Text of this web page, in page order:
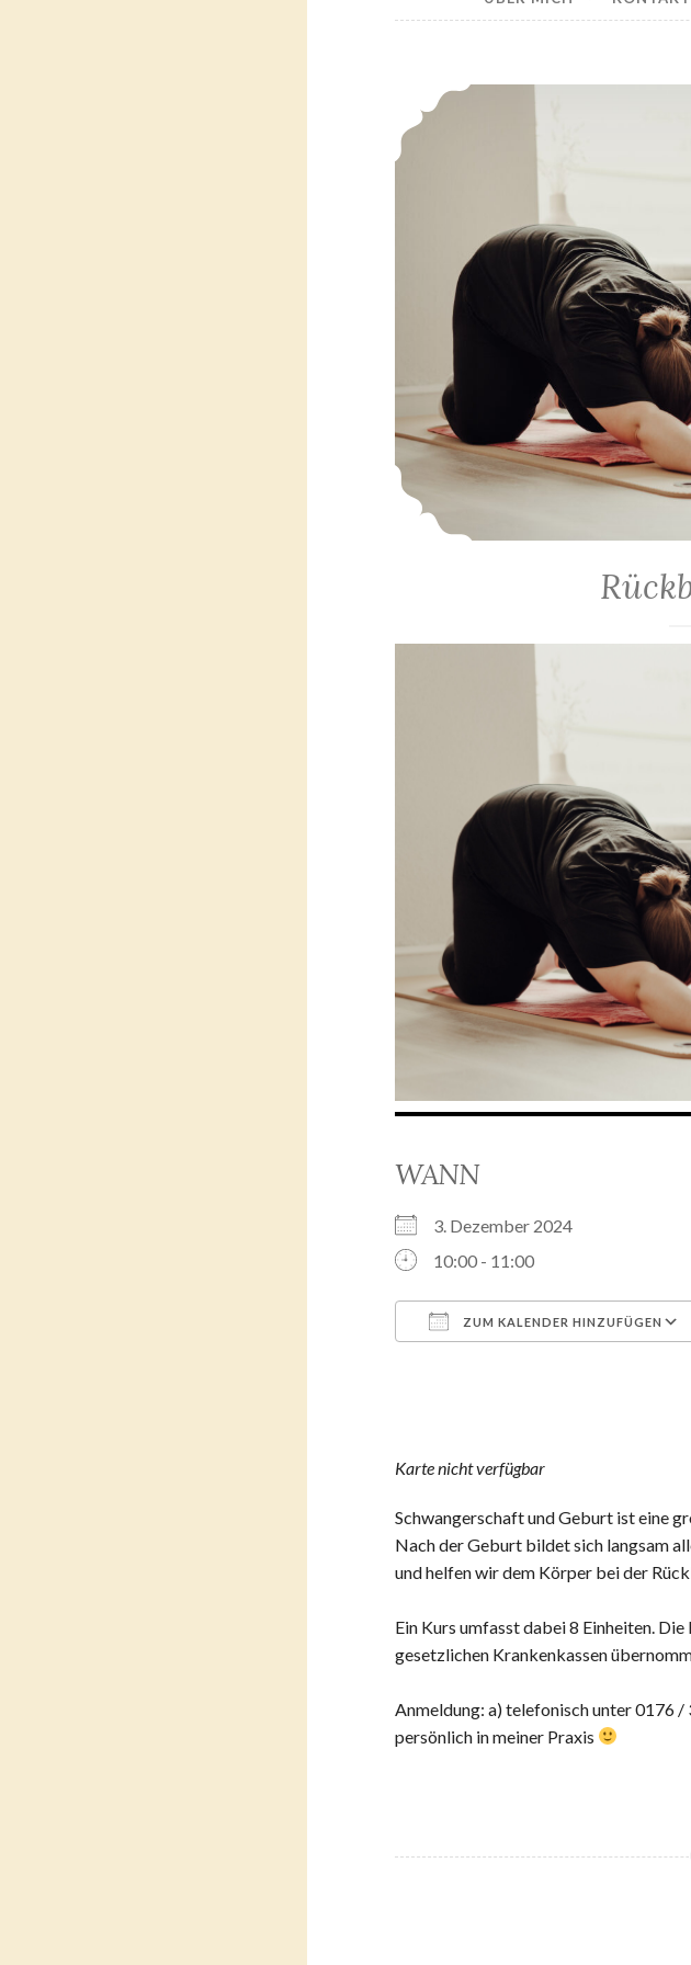
WANN
3. Dezember 2024
10:00 - 11:00
ZUM KALENDER HINZUFÜGEN
Karte nicht verfügbar
Schwangerschaft und Geburt ist eine
Nach der Geburt bildet sich langsam
und helfen wir dem Körper bei der
Ein Kurs umfasst dabei 8 Einheiten.
gesetzlichen Krankenkassen
Anmeldung: a) telefonisch unter 0176
persönlich in meiner Praxis